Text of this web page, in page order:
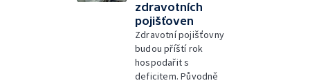
zdravotních
pojišťoven
Zdravotní pojišťovny
budou příští rok
hospodařit s
deficitem. Původně